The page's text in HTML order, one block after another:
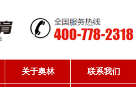
关于奥林 联系我们